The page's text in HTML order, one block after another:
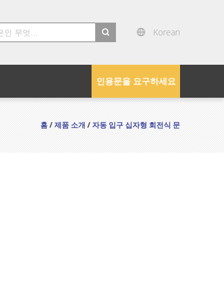
Korean
인용문을 요구하세요
홈/제품 소개/자동 입구 십자형 회전식 문